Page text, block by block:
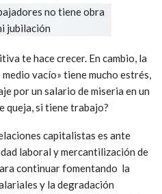
te hace crecer. En cambio, la
vacío» tiene mucho estrés,
por un salario de miseria en un
queja, si tiene trabajo?
capitalistas es ante
laboral y mercantilización de
continuar fomentando la
y la degradación